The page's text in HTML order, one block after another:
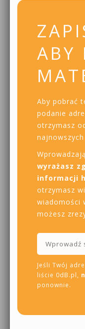
ABY
Aby pobrać
podanie
otrzymasz
wyrażasz
informacji
otrzymasz
wiadomości
możesz
Jeśli Twój
liście 0dB.pl,
ponownie.